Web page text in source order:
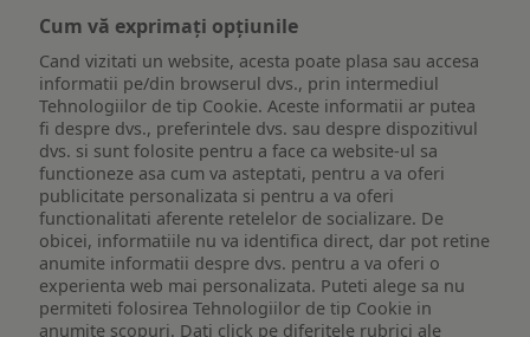
Cum vă exprimați opțiunile
Cand vizitati un website, acesta poate plasa sau accesa
informatii pe/din browserul dvs., prin intermediul
Tehnologiilor de tip Cookie. Aceste informatii ar putea
fi despre dvs., preferintele dvs. sau despre dispozitivul
dvs. si sunt folosite pentru a face ca website-ul sa
functioneze asa cum va asteptati, pentru a va oferi
publicitate personalizata si pentru a va oferi
functionalitati aferente retelelor de socializare. De
obicei, informatiile nu va identifica direct, dar pot retine
anumite informatii despre dvs. pentru a va oferi o
experienta web mai personalizata. Puteti alege sa nu
permiteti folosirea Tehnologiilor de tip Cookie in
anumite scopuri. Dati click pe diferitele rubrici ale